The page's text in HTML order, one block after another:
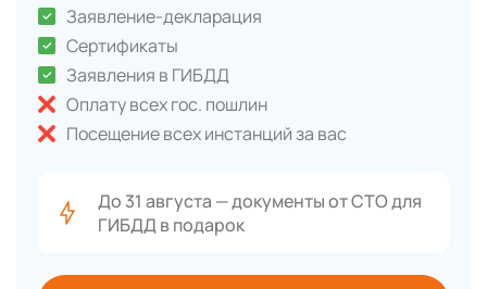
Заявление-декларация
Сертификаты
Заявления в ГИБДД
Оплату всех гос. пошлин
Посещение всех инстанций за вас
До 31 августа — документы от СТО для
ГИБДД в подарок